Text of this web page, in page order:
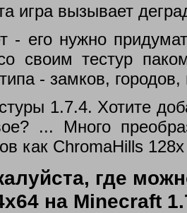
игра вызывает
- его нужно
своим тестур
- замков,
1.7.4. Хотите
... Много
как ChromaHills
где
на Minecraft